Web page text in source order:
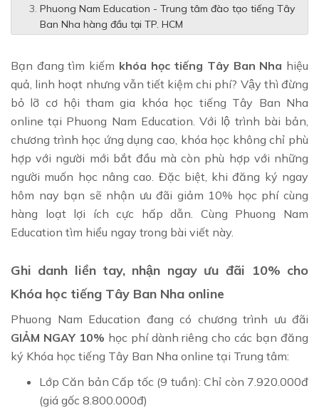
Phuong Nam Education - Trung tâm đào tạo tiếng Tây
Ban Nha hàng đầu tại TP. HCM
Bạn đang tìm kiếm khóa học tiếng Tây Ban Nha hiệu
quả, linh hoạt nhưng vẫn tiết kiệm chi phí? Vậy thì đừng
bỏ lỡ cơ hội tham gia khóa học tiếng Tây Ban Nha
online tại Phuong Nam Education. Với lộ trình bài bản,
chương trình học ứng dụng cao, khóa học không chỉ phù
hợp với người mới bắt đầu mà còn phù hợp với những
người muốn học nâng cao. Đặc biệt, khi đăng ký ngay
hôm nay bạn sẽ nhận ưu đãi giảm 10% học phí cùng
hàng loạt lợi ích cực hấp dẫn. Cùng Phuong Nam
Education tìm hiểu ngay trong bài viết này.
Ghi danh liền tay, nhận ngay ưu đãi 10% cho
Khóa học tiếng Tây Ban Nha online
Phuong Nam Education đang có chương trình ưu đãi
GIẢM NGAY 10% học phí dành riêng cho các bạn đăng
ký Khóa học tiếng Tây Ban Nha online tại Trung tâm:
Lớp Căn bản Cấp tốc (9 tuần): Chỉ còn 7.920.000đ
(giá gốc 8.800.000đ)